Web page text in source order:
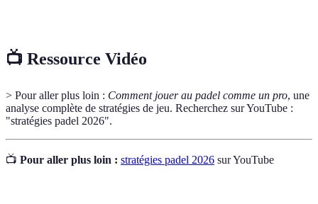
📺 Ressource Vidéo
> Pour aller plus loin : Comment jouer au padel comme un pro, une
analyse complète de stratégies de jeu. Recherchez sur YouTube :
"stratégies padel 2026".
📺 Pour aller plus loin : stratégies padel 2026 sur YouTube